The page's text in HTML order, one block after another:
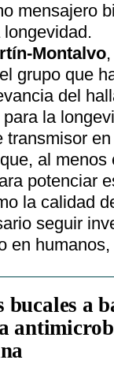
mensajero
Montalvo
grupo que
del
la
transmisor
al
potenciar
la calidad
seguir
en
bucales a